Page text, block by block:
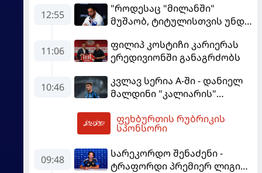
12:55
"როდესაც "მილანში"
მუშაობ, ტიტულისთვის უნდა
"როსონერის" ფანები
დააიმედა
11:06
ფილიპ კოსტიჩი კარიერას
ერედივიონში განაგრძობს
10:46
კვლავ სერია A-ში - დანიელ
მალდინი "კალიარის"
ფეხბურთის რუბრიკის
სპონსორი
09:48
სარეკორდო შენაძენი -
ტრაფორდი პრემიერ ლიგის